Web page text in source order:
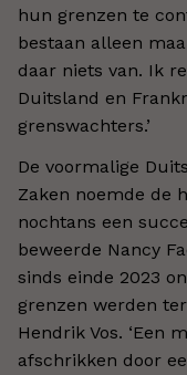
hun grenzen te
bestaan alleen
daar niets van. Ik
Duitsland en
grenswachters.’
De voormalige
Zaken noemde de
nochtans een
beweerde Nancy
sinds einde 2023
grenzen werden
Hendrik Vos. ‘Een
afschrikken door